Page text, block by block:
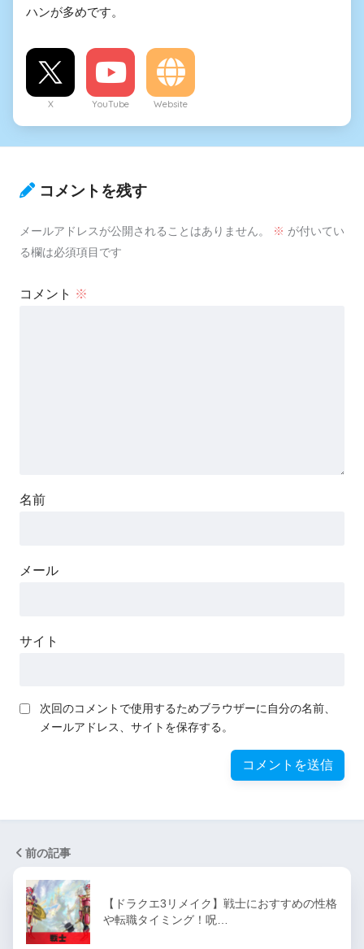
ハンが多めです。
X YouTube Website
コメントを残す
メールアドレスが公開されることはありません。 ※ が付いてい
る欄は必須項目です
コメント ※
名前
メール
サイト
次回のコメントで使用するためブラウザーに自分の名前、
メールアドレス、サイトを保存する。
前の記事
【ドラクエ3リメイク】戦士におすすめの性格
や転職タイミング！呪…